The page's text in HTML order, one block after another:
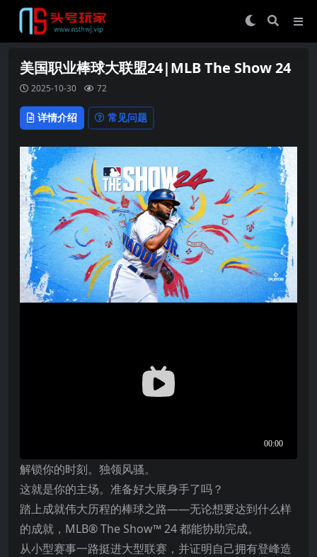
美国职业棒球大联盟24|MLB The Show 24
2025-10-30 72
详情介绍 常见问题
解锁你的时刻。独领风骚。
这就是你的主场。准备好大展身手了吗？
踏上成就伟大历程的棒球之路——无论想要达到什么样
的成就，MLB® The Show™ 24 都能协助完成。
从小型赛事一路挺进大型联赛，并证明自己拥有登峰造